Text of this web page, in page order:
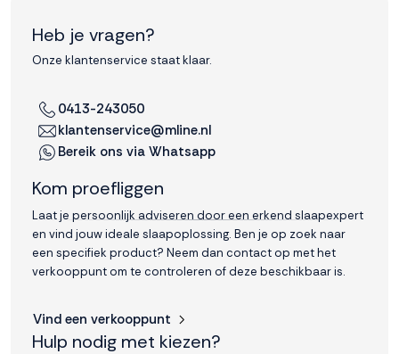
Heb je vragen?
Onze klantenservice staat klaar.
0413-243050
klantenservice@mline.nl
Bereik ons via Whatsapp
Kom proefliggen
Laat je persoonlijk adviseren door een erkend slaapexpert
en vind jouw ideale slaapoplossing. Ben je op zoek naar
een specifiek product? Neem dan contact op met het
verkooppunt om te controleren of deze beschikbaar is.
Vind een verkooppunt
Hulp nodig met kiezen?